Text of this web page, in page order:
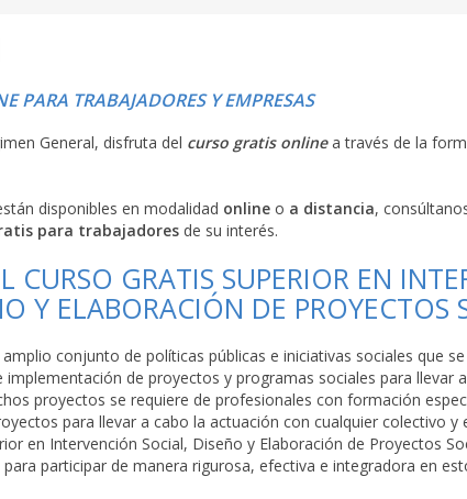
PARA TRABAJADORES Y EMPRESAS
General, disfruta del curso gratis onlinea través de la
disponibles en modalidad online o a distancia,
para trabajadores de su interés.
CURSO GRATIS SUPERIOR EN
Y ELABORACIÓN DE PROYECTOS
conjunto de políticas públicas e iniciativas sociales que
implementación de proyectos y programas sociales para llevar
proyectos se requiere de profesionales con formación
para llevar a cabo la actuación con cualquier colectivo y
en Intervención Social, Diseño y Elaboración de Proyectos
participar de manera rigurosa, efectiva e integradora en